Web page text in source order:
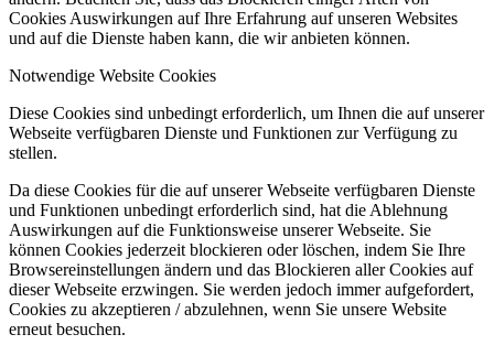
Cookies Auswirkungen auf Ihre Erfahrung auf unseren Websites
und auf die Dienste haben kann, die wir anbieten können.
Notwendige Website Cookies
Diese Cookies sind unbedingt erforderlich, um Ihnen die auf unserer
Webseite verfügbaren Dienste und Funktionen zur Verfügung zu
stellen.
Da diese Cookies für die auf unserer Webseite verfügbaren Dienste
und Funktionen unbedingt erforderlich sind, hat die Ablehnung
Auswirkungen auf die Funktionsweise unserer Webseite. Sie
können Cookies jederzeit blockieren oder löschen, indem Sie Ihre
Browsereinstellungen ändern und das Blockieren aller Cookies auf
dieser Webseite erzwingen. Sie werden jedoch immer aufgefordert,
Cookies zu akzeptieren / abzulehnen, wenn Sie unsere Website
erneut besuchen.